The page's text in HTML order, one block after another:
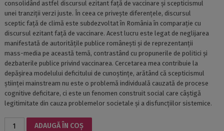
consolidând astfel discursul ezitant față de vaccinare și scepticismul
unei tranziții verzi juste. În ceea ce privește diferențele, discursul
sceptic față de climă este subdezvoltat în România în comparație cu
discursul ezitant față de vaccinare. Acest lucru este legat de neglijarea
manifestată de autoritățile publice românești și de reprezentanții
mass-media pe această temă, contrastând cu propunerile de politici și
dezbaterile publice privind vaccinarea. Cercetarea mea contribuie la
depășirea modelului deficitului de cunoștințe, arătând că scepticismul
științei mainstream nu este o problemă individuală cauzată de procese
cognitive deficitare, ci este un fenomen construit social care câștigă
legitimitate din cauza problemelor societale și a disfuncțiilor sistemice.
ADAUGĂ ÎN COȘ